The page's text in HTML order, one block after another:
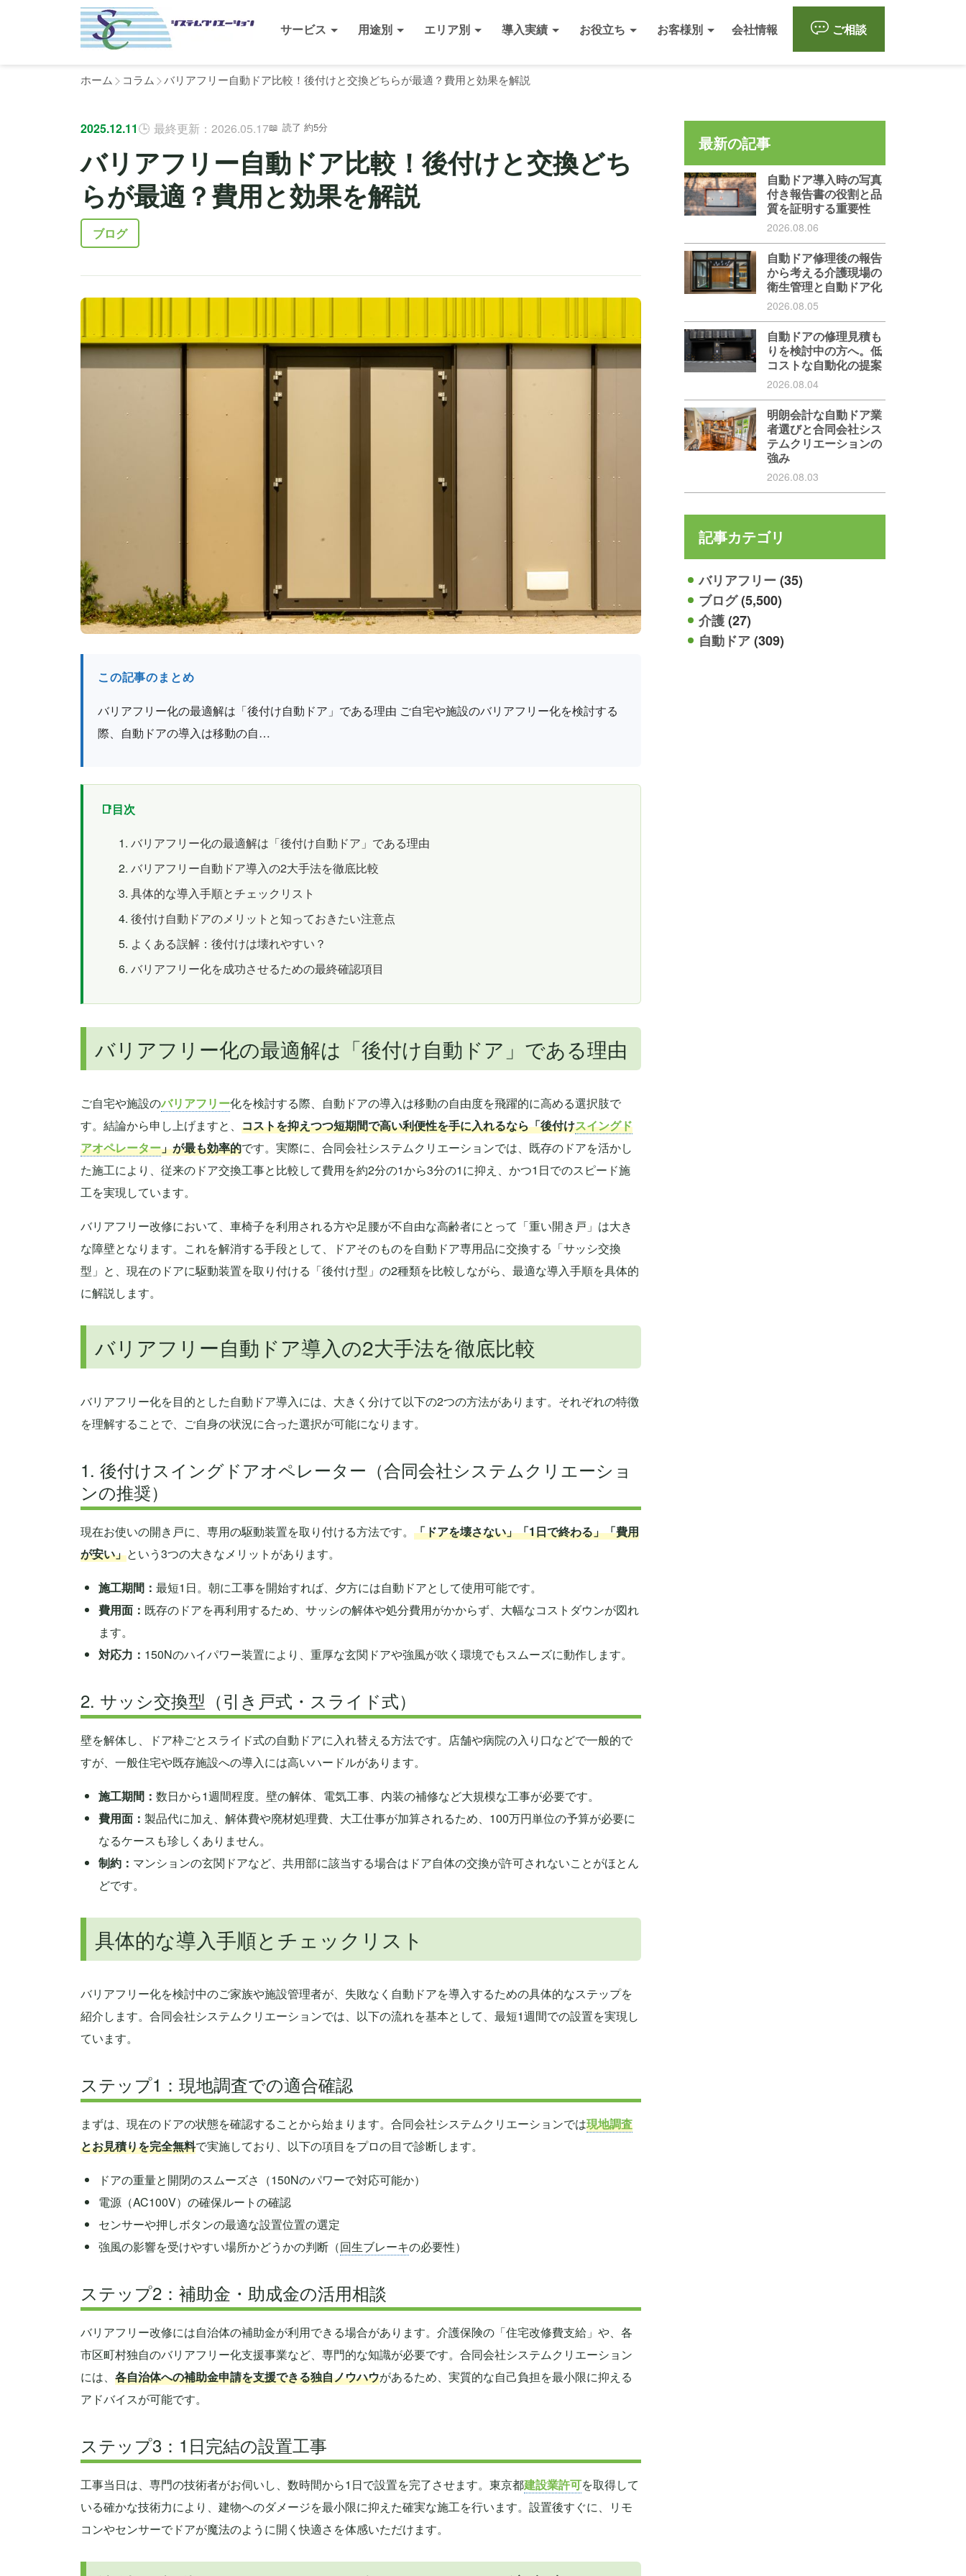
サービス 用途別 エリア別 導入実績 お役立ち お客様別 会社情報 ご相談
ホーム コラム バリアフリー自動ドア比較！後付けと交換どちらが最適？費用と効果を解説
2025.12.11 最終更新：2026.05.17 読了 約5分
バリアフリー自動ドア比較！後付けと交換どち
らが最適？費用と効果を解説
ブログ
この記事のまとめ
バリアフリー化の最適解は「後付け自動ドア」である理由 ご自宅や施設のバリアフリー化を検討する
際、自動ドアの導入は移動の自…
目次
バリアフリー化の最適解は「後付け自動ドア」である理由
バリアフリー自動ドア導入の2大手法を徹底比較
具体的な導入手順とチェックリスト
後付け自動ドアのメリットと知っておきたい注意点
よくある誤解：後付けは壊れやすい？
バリアフリー化を成功させるための最終確認項目
バリアフリー化の最適解は「後付け自動ドア」である理由
ご自宅や施設のバリアフリー化を検討する際、自動ドアの導入は移動の自由度を飛躍的に高める選択肢で
す。結論から申し上げますと、 コストを抑えつつ短期間で高い利便性を手に入れるなら「後付けスイングド
アオペレーター」が最も効率的です。実際に、合同会社システムクリエーションでは、既存のドアを活かし
た施工により、従来のドア交換工事と比較して費用を約2分の1から3分の1に抑え、かつ1日でのスピード施
工を実現しています。
バリアフリー改修において、車椅子を利用される方や足腰が不自由な高齢者にとって「重い開き戸」は大き
な障壁となります。これを解消する手段として、ドアそのものを自動ドア専用品に交換する「サッシ交換
型」と、現在のドアに駆動装置を取り付ける「後付け型」の2種類を比較しながら、最適な導入手順を具体的
に解説します。
バリアフリー自動ドア導入の2大手法を徹底比較
バリアフリー化を目的とした自動ドア導入には、大きく分けて以下の2つの方法があります。それぞれの特徴
を理解することで、ご自身の状況に合った選択が可能になります。
1. 後付けスイングドアオペレーター（合同会社システムクリエーショ
ンの推奨）
現在お使いの開き戸に、専用の駆動装置を取り付ける方法です。 「ドアを壊さない」「1日で終わる」「費用
が安い」という3つの大きなメリットがあります。
施工期間： 最短1日。朝に工事を開始すれば、夕方には自動ドアとして使用可能です。
費用面： 既存のドアを再利用するため、サッシの解体や処分費用がかからず、大幅なコストダウンが図れ
ます。
対応力： 150Nのハイパワー装置により、重厚な玄関ドアや強風が吹く環境でもスムーズに動作します。
2. サッシ交換型（引き戸式・スライド式）
壁を解体し、ドア枠ごとスライド式の自動ドアに入れ替える方法です。店舗や病院の入り口などで一般的で
すが、一般住宅や既存施設への導入には高いハードルがあります。
施工期間： 数日から1週間程度。壁の解体、電気工事、内装の補修など大規模な工事が必要です。
費用面： 製品代に加え、解体費や廃材処理費、大工仕事が加算されるため、100万円単位の予算が必要に
なるケースも珍しくありません。
制約： マンションの玄関ドアなど、共用部に該当する場合はドア自体の交換が許可されないことがほとん
どです。
具体的な導入手順とチェックリスト
バリアフリー化を検討中のご家族や施設管理者が、失敗なく自動ドアを導入するための具体的なステップを
紹介します。合同会社システムクリエーションでは、以下の流れを基本として、最短1週間での設置を実現し
ています。
ステップ1：現地調査での適合確認
まずは、現在のドアの状態を確認することから始まります。合同会社システムクリエーションでは現地調査
とお見積りを完全無料で実施しており、以下の項目をプロの目で診断します。
ドアの重量と開閉のスムーズさ（150Nのパワーで対応可能か）
電源（AC100V）の確保ルートの確認
センサーや押しボタンの最適な設置位置の選定
強風の影響を受けやすい場所かどうかの判断（回生ブレーキの必要性）
ステップ2：補助金・助成金の活用相談
バリアフリー改修には自治体の補助金が利用できる場合があります。介護保険の「住宅改修費支給」や、各
市区町村独自のバリアフリー化支援事業など、専門的な知識が必要です。合同会社システムクリエーション
には、 各自治体への補助金申請を支援できる独自ノウハウがあるため、実質的な自己負担を最小限に抑える
アドバイスが可能です。
ステップ3：1日完結の設置工事
工事当日は、専門の技術者がお伺いし、数時間から1日で設置を完了させます。東京都建設業許可を取得して
いる確かな技術力により、建物へのダメージを最小限に抑えた確実な施工を行います。設置後すぐに、リモ
コンやセンサーでドアが魔法のように開く快適さを体感いただけます。
最新の記事
自動ドア導入時の写真
付き報告書の役割と品
質を証明する重要性
2026.08.06
自動ドア修理後の報告
から考える介護現場の
衛生管理と自動ドア化
2026.08.05
自動ドアの修理見積も
りを検討中の方へ。低
コストな自動化の提案
2026.08.04
明朗会計な自動ドア業
者選びと合同会社シス
テムクリエーションの
強み
2026.08.03
記事カテゴリ
バリアフリー(35)
ブログ(5,500)
介護(27)
自動ドア(309)